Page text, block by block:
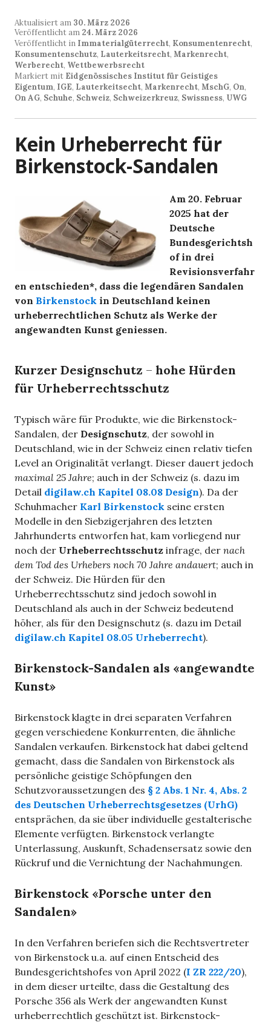
Aktualisiert am 30. März 2026
Veröffentlicht am 24. März 2026
Veröffentlicht in Immaterialgüterrecht, Konsumentenrecht,
Konsumentenschutz, Lauterkeitsrecht, Markenrecht,
Werberecht, Wettbewerbsrecht
Markiert mit Eidgenössisches Institut für Geistiges
Eigentum, IGE, Lauterkeitsecht, Markenrecht, MschG, On,
On AG, Schuhe, Schweiz, Schweizerkreuz, Swissness, UWG
Kein Urheberrecht für
Birkenstock-Sandalen
Am 20. Februar
2025 hat der
Deutsche
Bundesgerichtsh
of in drei
Revisionsverfahr
en entschieden*, dass die legendären Sandalen
von Birkenstock in Deutschland keinen
urheberrechtlichen Schutz als Werke der
angewandten Kunst geniessen.
Kurzer Designschutz – hohe Hürden
für Urheberrechtsschutz
Typisch wäre für Produkte, wie die Birkenstock-
Sandalen, der Designschutz, der sowohl in
Deutschland, wie in der Schweiz einen relativ tiefen
Level an Originalität verlangt. Dieser dauert jedoch
maximal 25 Jahre; auch in der Schweiz (s. dazu im
Detail digilaw.ch Kapitel 08.08 Design). Da der
Schuhmacher Karl Birkenstock seine ersten
Modelle in den Siebzigerjahren des letzten
Jahrhunderts entworfen hat, kam vorliegend nur
noch der Urheberrechtsschutz infrage, der nach
dem Tod des Urhebers noch 70 Jahre andauert; auch in
der Schweiz. Die Hürden für den
Urheberrechtsschutz sind jedoch sowohl in
Deutschland als auch in der Schweiz bedeutend
höher, als für den Designschutz (s. dazu im Detail
digilaw.ch Kapitel 08.05 Urheberrecht).
Birkenstock-Sandalen als «angewandte
Kunst»
Birkenstock klagte in drei separaten Verfahren
gegen verschiedene Konkurrenten, die ähnliche
Sandalen verkaufen. Birkenstock hat dabei geltend
gemacht, dass die Sandalen von Birkenstock als
persönliche geistige Schöpfungen den
Schutzvoraussetzungen des § 2 Abs. 1 Nr. 4, Abs. 2
des Deutschen Urheberrechtsgesetzes (UrhG)
entsprächen, da sie über individuelle gestalterische
Elemente verfügten. Birkenstock verlangte
Unterlassung, Auskunft, Schadensersatz sowie den
Rückruf und die Vernichtung der Nachahmungen.
Birkenstock «Porsche unter den
Sandalen»
In den Verfahren beriefen sich die Rechtsvertreter
von Birkenstock u.a. auf einen Entscheid des
Bundesgerichtshofes von April 2022 (I ZR 222/20),
in dem dieser urteilte, dass die Gestaltung des
Porsche 356 als Werk der angewandten Kunst
urheberrechtlich geschützt ist. Birkenstock-